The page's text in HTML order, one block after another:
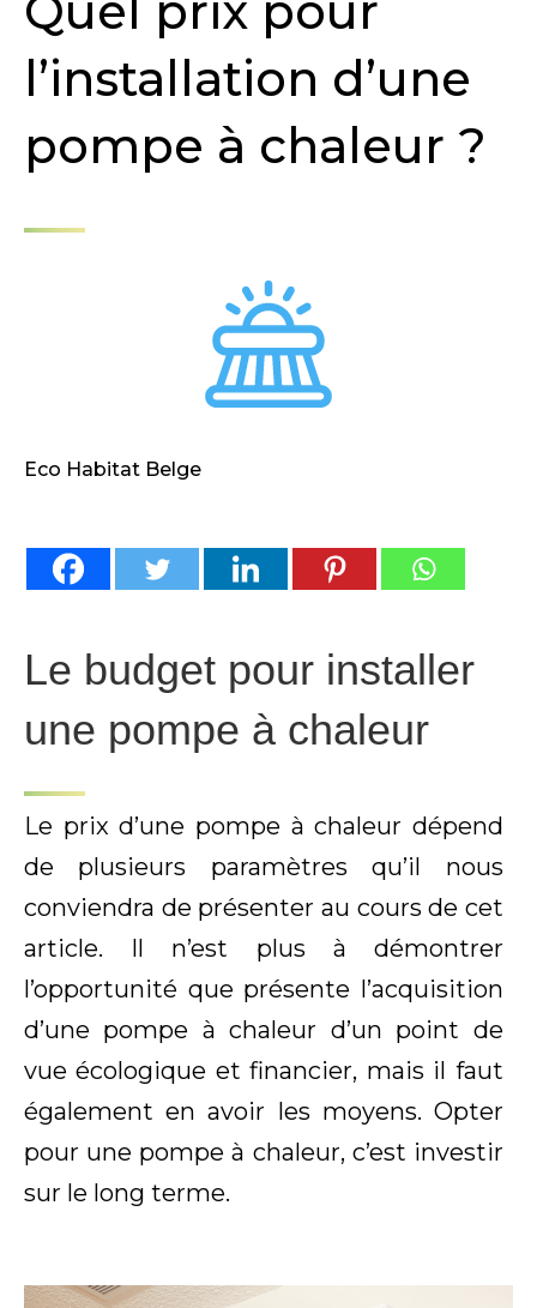
l’installation d’une
pompe à chaleur ?
Eco Habitat Belge
Le budget pour installer
une pompe à chaleur
Le prix d’une pompe à chaleur dépend
de plusieurs paramètres qu’il nous
conviendra de présenter au cours de cet
article. Il n’est plus à démontrer
l’opportunité que présente l’acquisition
d’une pompe à chaleur d’un point de
vue écologique et financier, mais il faut
également en avoir les moyens. Opter
pour une pompe à chaleur, c’est investir
sur le long terme.